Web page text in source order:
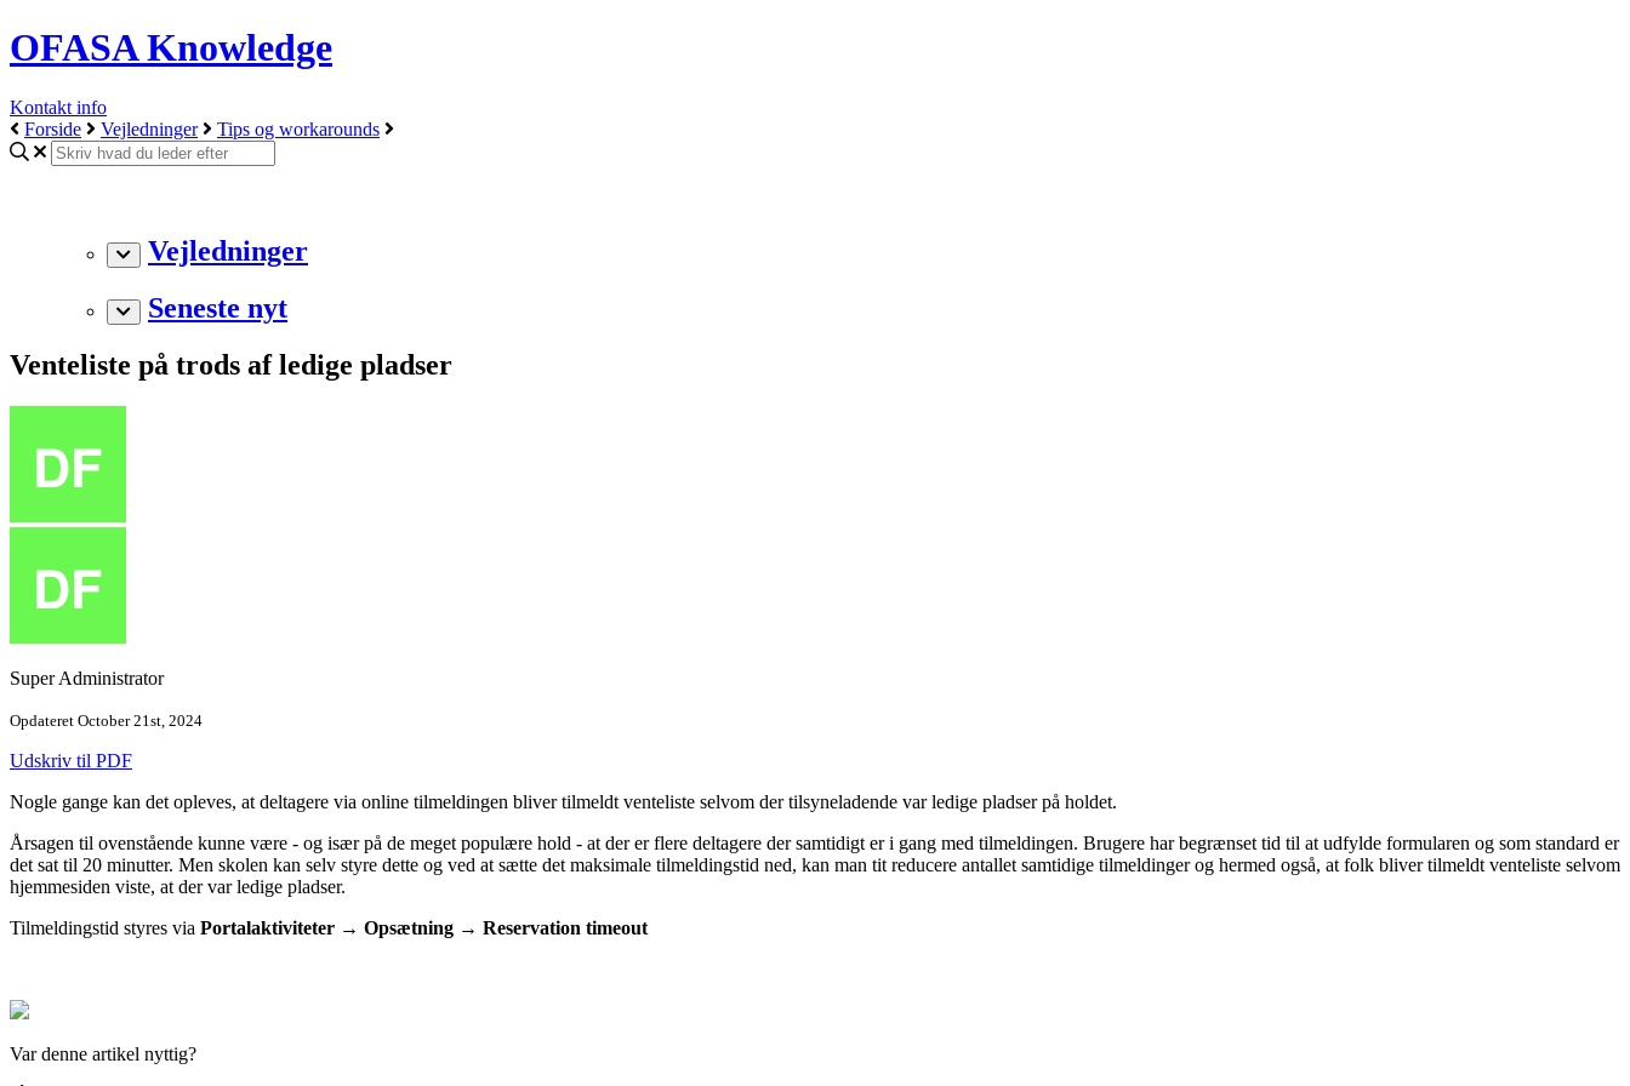
OFASA Knowledge
Kontakt info
Forside
Vejledninger Tips og workarounds
Vejledninger
Seneste nyt
Venteliste på trods af ledige pladser
Super Administrator
Opdateret October 21st, 2024
Udskriv til PDF
Nogle gange kan det opleves, at deltagere via online tilmeldingen bliver tilmeldt venteliste selvom der tilsyneladende var ledige pladser på holdet.
Årsagen til ovenstående kunne være - og især på de meget populære hold - at der er flere deltagere der samtidigt er i gang med tilmeldingen. Brugere har begrænset tid til at udfylde formularen og som standard er
det sat til 20 minutter. Men skolen kan selv styre dette og ved at sætte det maksimale tilmeldingstid ned, kan man tit reducere antallet samtidige tilmeldinger og hermed også, at folk bliver tilmeldt venteliste selvom
hjemmesiden viste, at der var ledige pladser.
Tilmeldingstid styres via Portalaktiviteter → Opsætning → Reservation timeout
Var denne artikel nyttig?